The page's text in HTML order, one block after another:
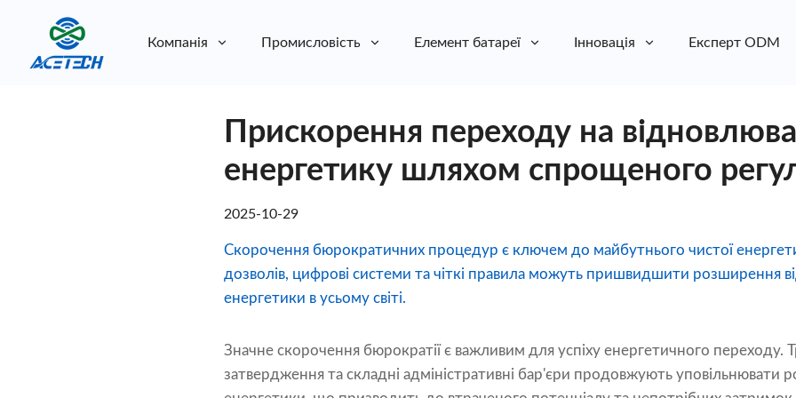
Компанія Промисловість Елемент батареї Інновація Експерт ODM
Прискорення переходу на
енергетику шляхом спрощеного
2025-10-29
Скорочення бюрократичних процедур є ключем до майбутнього чистої
дозволів, цифрові системи та чіткі правила можуть пришвидшити розширення
енергетики в усьому світі.
Значне скорочення бюрократії є важливим для успіху енергетичного переходу.
затвердження та складні адміністративні бар'єри продовжують уповільнювати